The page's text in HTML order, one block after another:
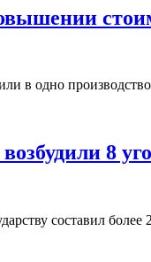
в одно
8
составил более